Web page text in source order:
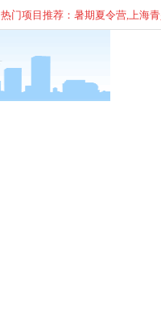
热门项目推荐：暑期夏令营,上海